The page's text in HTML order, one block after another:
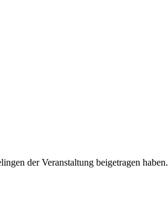
der Veranstaltung beigetragen haben.